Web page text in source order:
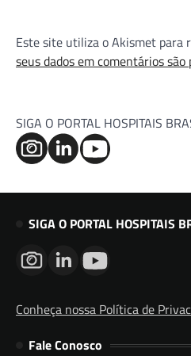
Este site utiliza o Akismet para
seus dados em comentários são
SIGA O PORTAL HOSPITAIS
SIGA O PORTAL HOSPITAIS
Conheça nossa Política de
Fale Conosco